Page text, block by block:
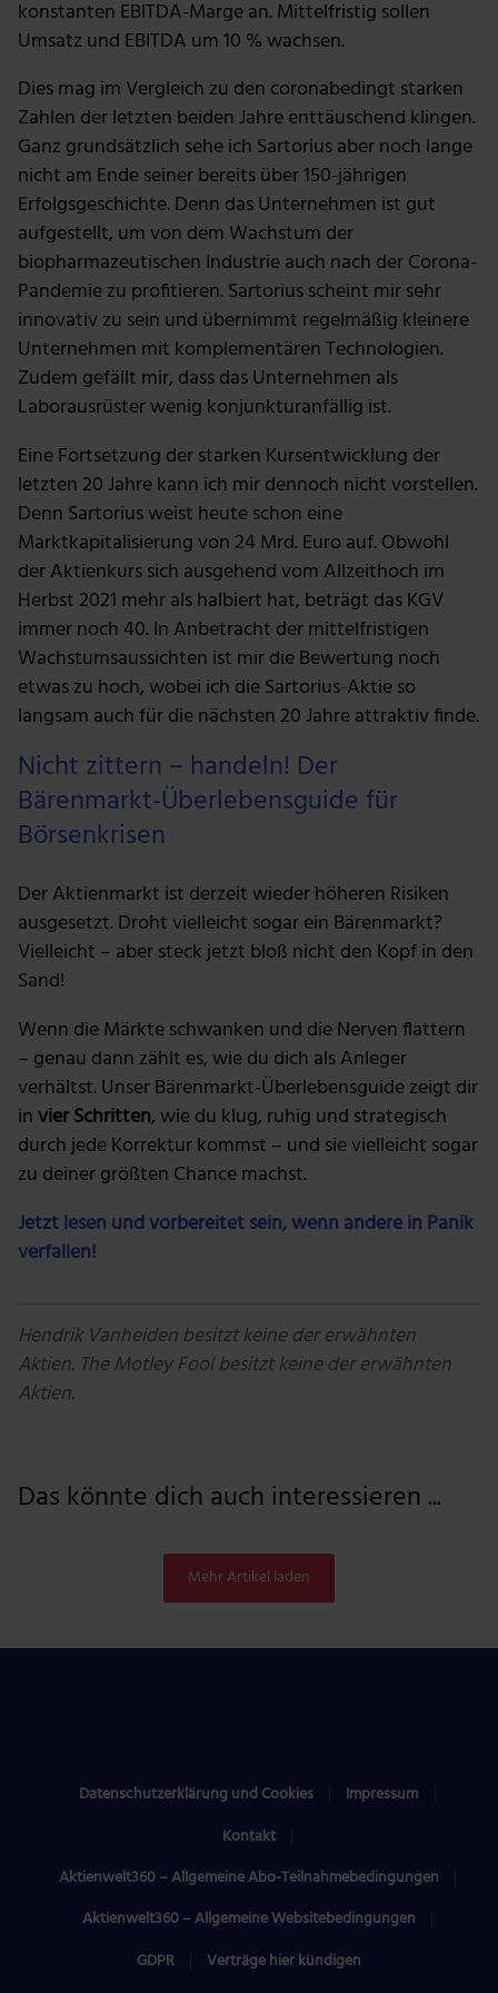
Wir verwenden Cookies, um Inhalte und Anzeigen zu
personalisieren, Funktionen für soziale Medien anbieten
analysieren. Außerdem geben wir Informationen zu
deiner Verwendung unserer Website an unsere Partner
für soziale Medien, Werbung und Analysen weiter.
Unsere Partner führen diese Informationen
möglicherweise mit weiteren Daten zusammen, die du
ihnen bereitgestellt hast oder die sie im Rahmen deiner
Nutzung der Dienste gesammelt haben.
konstanten EBITDA-Marge an. Mittelfristig sollen
Umsatz und EBITDA um 10 % wachsen.
Dies mag im Vergleich zu den coronabedingt starken
Zahlen der letzten beiden Jahre enttäuschend klingen.
Ganz grundsätzlich sehe ich Sartorius aber noch lange
nicht am Ende seiner bereits über 150-jährigen
Erfolgsgeschichte. Denn das Unternehmen ist gut
aufgestellt, um von dem Wachstum der
biopharmazeutischen Industrie auch nach der Corona-
Pandemie zu profitieren. Sartorius scheint mir sehr
innovativ zu sein und übernimmt regelmäßig kleinere
Unternehmen mit komplementären Technologien.
Zudem gefällt mir, dass das Unternehmen als
Laborausrüster wenig konjunkturanfällig ist.
Eine Fortsetzung der starken Kursentwicklung der
letzten 20 Jahre kann ich mir dennoch nicht vorstellen.
Denn Sartorius weist heute schon eine
Marktkapitalisierung von 24 Mrd. Euro auf. Obwohl
der Aktienkurs sich ausgehend vom Allzeithoch im
Herbst 2021 mehr als halbiert hat, beträgt das KGV
immer noch 40. In Anbetracht der mittelfristigen
Wachstumsaussichten ist mir die Bewertung noch
etwas zu hoch, wobei ich die Sartorius-Aktie so
langsam auch für die nächsten 20 Jahre attraktiv finde.
Nicht zittern – handeln! Der
Bärenmarkt-Überlebensguide für
Börsenkrisen
Der Aktienmarkt ist derzeit wieder höheren Risiken
ausgesetzt. Droht vielleicht sogar ein Bärenmarkt?
Vielleicht – aber steck jetzt bloß nicht den Kopf in den
Sand!
Wenn die Märkte schwanken und die Nerven flattern
– genau dann zählt es, wie du dich als Anleger
verhältst. Unser Bärenmarkt-Überlebensguide zeigt dir
invier Schritten, wie du klug, ruhig und strategisch
durch jede Korrektur kommst – und sie vielleicht sogar
zu deiner größten Chance machst.
Jetzt lesen und vorbereitet sein, wenn andere in Panik
verfallen!
Hendrik Vanheiden besitzt keine der erwähnten
Aktien. The Motley Fool besitzt keine der erwähnten
Aktien.
Das könnte dich auch interessieren ...
Mehr Artikel laden
Datenschutzerklärung und Cookies
Impressum
Kontakt
Aktienwelt360 – Allgemeine Abo-Teilnahmebedingungen
Aktienwelt360 – Allgemeine Websitebedingungen
GDPR
Verträge hier kündigen